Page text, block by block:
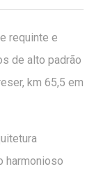
requinte e
de alto padrão
km 65,5 em
harmonioso